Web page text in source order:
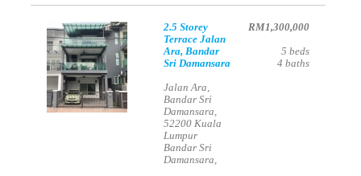
2.5 Storey
Terrace Jalan
Ara, Bandar
Sri Damansara
Jalan Ara,
Bandar Sri
Damansara,
52200 Kuala
Lumpur
Bandar Sri
Damansara,
RM1,300,000
5 beds
4 baths